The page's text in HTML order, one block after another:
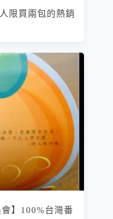
限買兩包的熱銷
】100%台灣番